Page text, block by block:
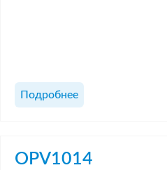
Подробнее
OPV1014